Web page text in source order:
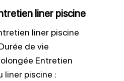
liner piscine
liner piscine
de vie
Entretien
liner piscine :